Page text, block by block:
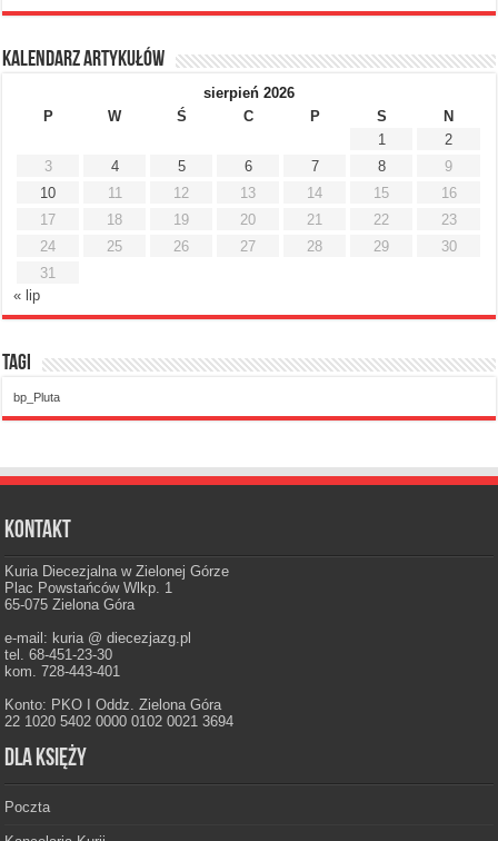
Kalendarz artykułów
sierpień 2026
P
W Ś C P S
N
1
2
3
4 5 6 7 8
9
10
11 12 13 14 15
16
17
18 19 20 21 22
23
24
25 26 27 28 29
30
31
« lip
Tagi
bp_Pluta
Kontakt
Kuria Diecezjalna w Zielonej Górze
Plac Powstańców Wlkp. 1
65-075 Zielona Góra
e-mail: kuria @ diecezjazg.pl
tel. 68-451-23-30
kom. 728-443-401
Konto: PKO I Oddz. Zielona Góra
22 1020 5402 0000 0102 0021 3694
Dla księży
Poczta